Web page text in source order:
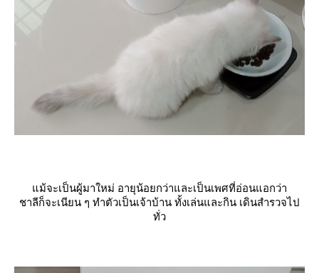
ม้จะเป็นผู้มาใหม่ อายุน้อยกว่าและเป็นเพศที่อ่อนแอกว่า
ชาลีก็จะเนียน ๆ ทำตัวเป็นเจ้าบ้าน ทั้งเล่นและกิน เดินสำรวจไป
ทั่ว